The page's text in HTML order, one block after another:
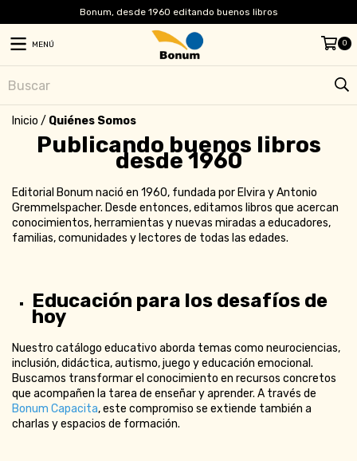
Bonum, desde 1960 editando buenos libros
MENÚ 0
Inicio / Quiénes Somos
Publicando buenos libros
desde 1960
Editorial Bonum nació en 1960, fundada por Elvira y Antonio
Gremmelspacher. Desde entonces, editamos libros que acercan
conocimientos, herramientas y nuevas miradas a educadores,
familias, comunidades y lectores de todas las edades.
Educación para los desafíos de
hoy
Nuestro catálogo educativo aborda temas como neurociencias,
inclusión, didáctica, autismo, juego y educación emocional.
Buscamos transformar el conocimiento en recursos concretos
que acompañen la tarea de enseñar y aprender. A través de
Bonum Capacita, este compromiso se extiende también a
charlas y espacios de formación.